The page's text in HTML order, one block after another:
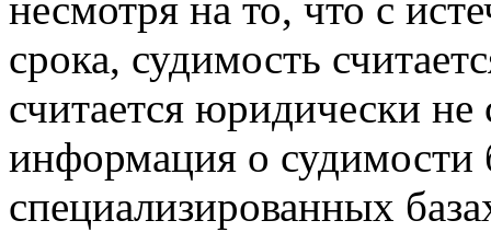
несмотря на то, что с
срока, судимость
считается юридически
информация о судимости
специализированных